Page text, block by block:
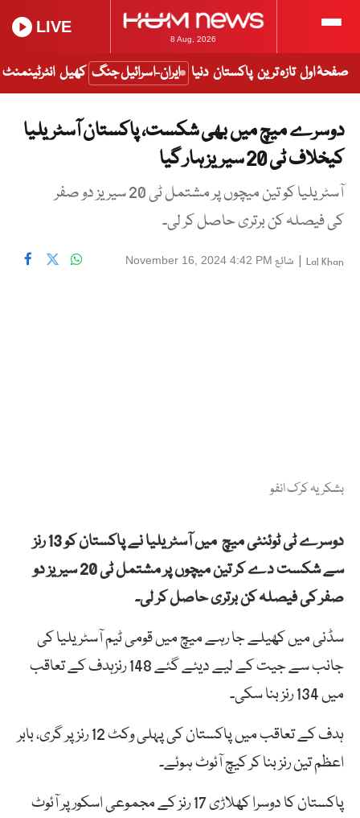
8 Aug, 2026
LIVE
صفحۂ اول تازہ ترین پاکستان دنیا ایران-اسرائیل جنگ کھیل انٹرٹینمنٹ
دوسرے میچ میں بھی شکست، پاکستان آسٹریلیا
کیخلاف ٹی 20 سیریز ہار گیا
آسٹریلیا کو تین میچوں پر مشتمل ٹی 20 سیریز دو صفر
کی فیصلہ کن برتری حاصل کر لی۔
Lal Khan
| شائع November 16, 2024 4:42 PM
بشکریہ کرک انفو
دوسرے ٹی ٹوئنٹی میچ میں آسٹریلیا نے پاکستان کو 13 رنز
سے شکست دے کر تین میچوں پر مشتمل ٹی 20 سیریز دو
صفر کی فیصلہ کن برتری حاصل کر لی۔
سڈنی میں کھیلے جا رہے میچ میں قومی ٹیم آسٹریلیا کی
جانب سے جیت کے لیے دیئے گئے 148 رنزہدف کے تعاقب
میں 134 رنز بنا سکی۔
ہدف کے تعاقب میں پاکستان کی پہلی وکٹ 12 رنز پر گری، بابر
اعظم تین رنز بنا کر کیچ آئوٹ ہوئے۔
پاکستان کا دوسرا کھلاڑی 17 رنز کے مجموعی اسکور پر آئوٹ